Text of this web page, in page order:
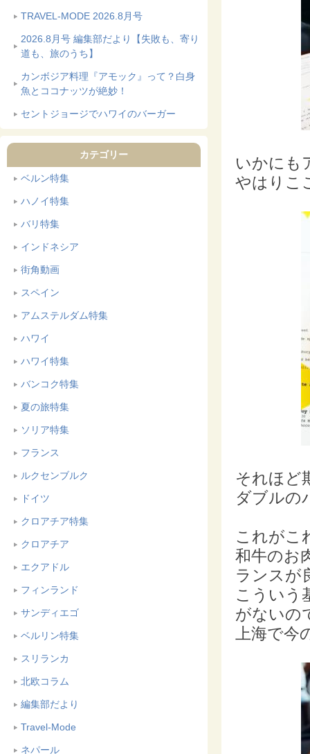
TRAVEL-MODE 2026.8月号
2026.8月号 編集部だより【失敗も、寄り
道も、旅のうち】
カンボジア料理『アモック』って？白身
魚とココナッツが絶妙！
セントジョージでハワイのバーガー
カテゴリー
ベルン特集
ハノイ特集
バリ特集
インドネシア
街角動画
スペイン
アムステルダム特集
ハワイ
ハワイ特集
バンコク特集
夏の旅特集
ソリア特集
フランス
ルクセンブルク
ドイツ
クロアチア特集
クロアチア
エクアドル
フィンランド
サンディエゴ
ベルリン特集
スリランカ
北欧コラム
編集部だより
Travel-Mode
ネパール
いかにも
やはりこ
それほど
ダブルの
これがこ
和牛のお
ランスが
こういう
がないの
上海で今